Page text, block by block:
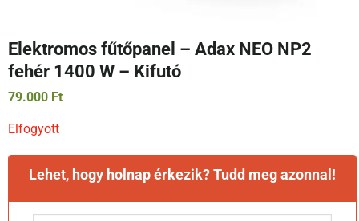
Elektromos fűtőpanel – Adax NEO NP2
fehér 1400 W – Kifutó
79.000 Ft
Elfogyott
Lehet, hogy holnap érkezik? Tudd meg azonnal!